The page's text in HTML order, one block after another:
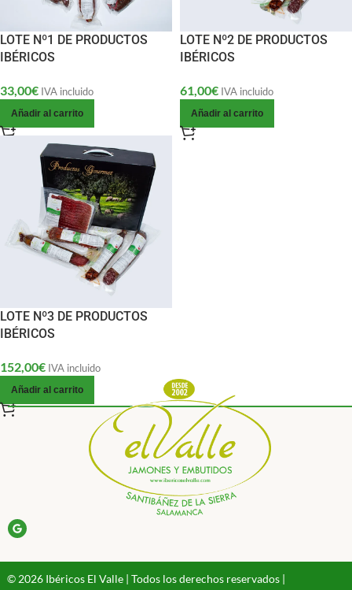
LOTE Nº1 DE PRODUCTOS
IBÉRICOS
33,00€ IVA incluido
Añadir al carrito
LOTE Nº2 DE PRODUCTOS
IBÉRICOS
61,00€ IVA incluido
Añadir al carrito
LOTE Nº3 DE PRODUCTOS
IBÉRICOS
152,00€ IVA incluido
Añadir al carrito
© 2026 Ibéricos El Valle | Todos los derechos reservados |